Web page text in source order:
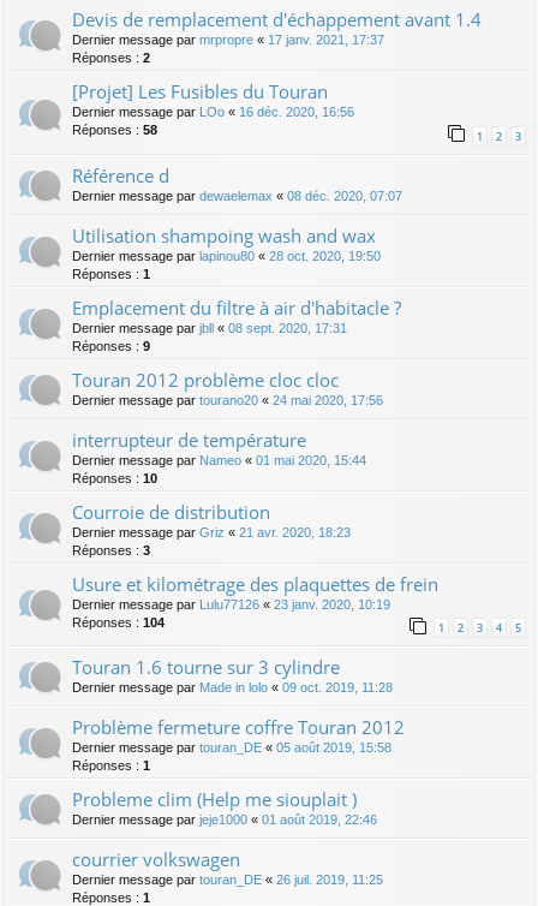
Devis de remplacement d'échappement avant 1.4
Dernier message par mrpropre « 17 janv. 2021, 17:37
Réponses : 2
[Projet] Les Fusibles du Touran
Dernier message par LOo « 16 déc. 2020, 16:56
Réponses : 58 1 2 3
Référence d
Dernier message par dewaelemax « 08 déc. 2020, 07:07
Utilisation shampoing wash and wax
Dernier message par lapinou80 « 28 oct. 2020, 19:50
Réponses : 1
Emplacement du filtre à air d'habitacle ?
Dernier message par jbll « 08 sept. 2020, 17:31
Réponses : 9
Touran 2012 problème cloc cloc
Dernier message par tourano20 « 24 mai 2020, 17:56
interrupteur de température
Dernier message par Nameo « 01 mai 2020, 15:44
Réponses : 10
Courroie de distribution
Dernier message par Griz « 21 avr. 2020, 18:23
Réponses : 3
Usure et kilométrage des plaquettes de frein
Dernier message par Lulu77126 « 23 janv. 2020, 10:19
Réponses : 104 1 2 3 4 5
Touran 1.6 tourne sur 3 cylindre
Dernier message par Made in lolo « 09 oct. 2019, 11:28
Problème fermeture coffre Touran 2012
Dernier message par touran_DE « 05 août 2019, 15:58
Réponses : 1
Probleme clim (Help me siouplait )
Dernier message par jeje1000 « 01 août 2019, 22:46
courrier volkswagen
Dernier message par touran_DE « 26 juil. 2019, 11:25
Réponses : 1